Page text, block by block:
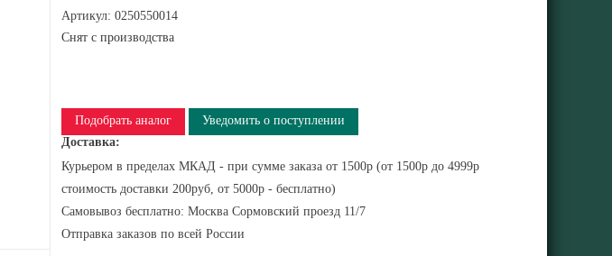
Артикул: 0250550014
Снят с производства
Подобрать аналог
Уведомить о поступлении
Доставка:
Курьером в пределах МКАД - при сумме заказа от 1500р (от 1500р до 4999р
стоимость доставки 200руб, от 5000р - бесплатно)
Самовывоз бесплатно: Москва Сормовский проезд 11/7
Отправка заказов по всей России